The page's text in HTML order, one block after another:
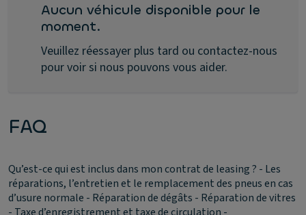
Aucun véhicule disponible pour le
moment.
Veuillez réessayer plus tard ou contactez-nous
pour voir si nous pouvons vous aider.
FAQ
Qu’est-ce qui est inclus dans mon contrat de leasing ? - Les
réparations, l’entretien et le remplacement des pneus en cas
d’usure normale - Réparation de dégâts - Réparation de vitres